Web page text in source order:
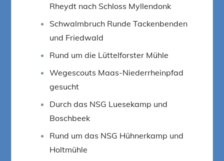
Rheydt nach Schloss Myllendonk
Schwalmbruch Runde Tackenbenden
und Friedwald
Rund um die Lüttelforster Mühle
Wegescouts Maas-Niederrheinpfad
gesucht
Durch das NSG Luesekamp und
Boschbeek
Rund um das NSG Hühnerkamp und
Holtmühle